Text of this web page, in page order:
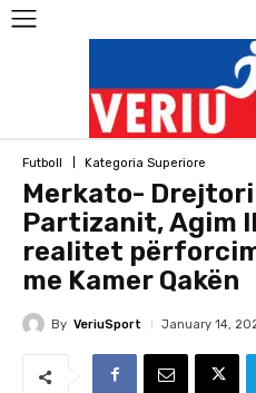
Futboll Kategoria Superiore
Merkato-
Partizanit, Agim
realitet
me Kamer Qakën
By VeriuSport January 14,